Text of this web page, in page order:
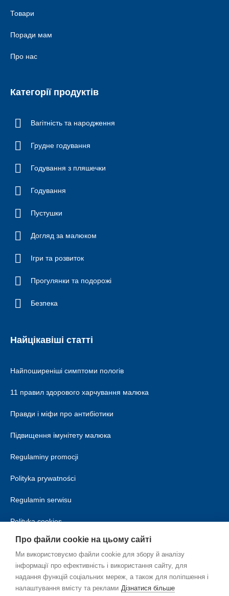
Товари
Поради мам
Про нас
Категорії продуктів
Вагітність та народження
Грудне годування
Годування з пляшечки
Годування
Пустушки
Догляд за малюком
Ігри та розвиток
Прогулянки та подорожі
Безпека
Найцікавіші статті
Найпоширеніші симптоми пологів
11 правил здорового харчування малюка
Правди і міфи про антибіотики
Підвищення імунітету малюка
Regulaminy promocji
Polityka prywatności
Regulamin serwisu
Polityka cookies
Про файли cookie на цьому сайті
Ми використовуємо файли cookie для збору й аналізу
інформації про ефективність і використання сайту, для
надання функцій соціальних мереж, а також для поліпшення і
налаштування вмісту та реклами Дізнатися більше